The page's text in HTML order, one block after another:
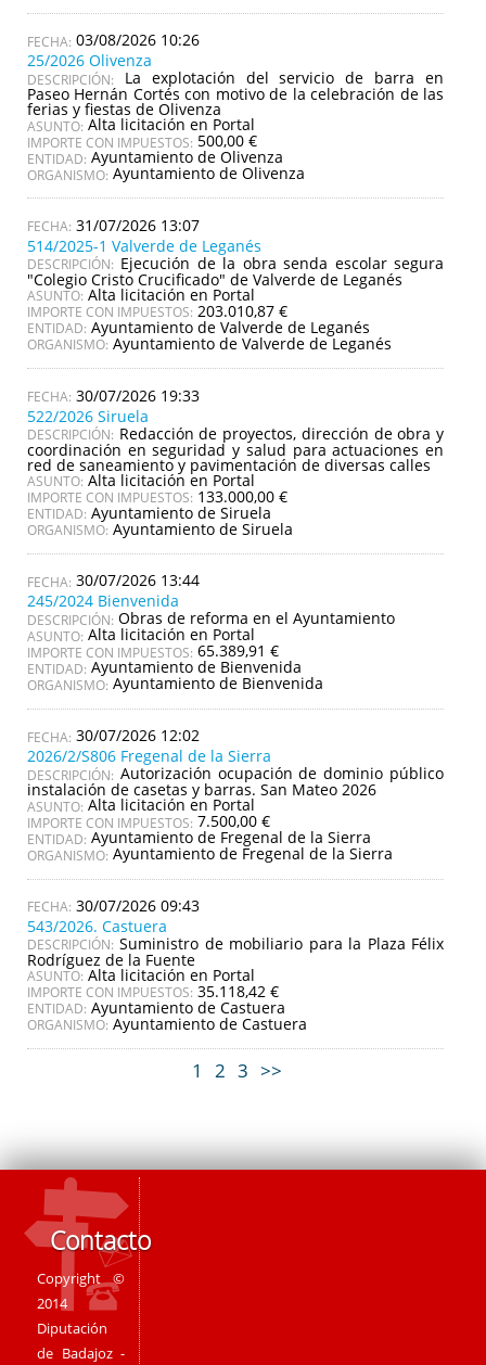
03/08/2026 10:26
25/2026 Olivenza
DESCRIPCIÓN: La explotación del servicio de barra en
Paseo Hernán Cortés con motivo de la celebración de las
ferias y fiestas de Olivenza
ASUNTO: Alta licitación en Portal
IMPORTE CON IMPUESTOS: 500,00 €
ENTIDAD: Ayuntamiento de Olivenza
ORGANISMO: Ayuntamiento de Olivenza
31/07/2026 13:07
514/2025-1 Valverde de Leganés
DESCRIPCIÓN: Ejecución de la obra senda escolar segura
"Colegio Cristo Crucificado" de Valverde de Leganés
ASUNTO: Alta licitación en Portal
IMPORTE CON IMPUESTOS: 203.010,87 €
ENTIDAD: Ayuntamiento de Valverde de Leganés
ORGANISMO: Ayuntamiento de Valverde de Leganés
30/07/2026 19:33
522/2026 Siruela
DESCRIPCIÓN: Redacción de proyectos, dirección de obra y
coordinación en seguridad y salud para actuaciones en
red de saneamiento y pavimentación de diversas calles
ASUNTO: Alta licitación en Portal
IMPORTE CON IMPUESTOS: 133.000,00 €
ENTIDAD: Ayuntamiento de Siruela
ORGANISMO: Ayuntamiento de Siruela
30/07/2026 13:44
245/2024 Bienvenida
DESCRIPCIÓN: Obras de reforma en el Ayuntamiento
ASUNTO: Alta licitación en Portal
IMPORTE CON IMPUESTOS: 65.389,91 €
ENTIDAD: Ayuntamiento de Bienvenida
ORGANISMO: Ayuntamiento de Bienvenida
30/07/2026 12:02
2026/2/S806 Fregenal de la Sierra
DESCRIPCIÓN: Autorización ocupación de dominio público
instalación de casetas y barras. San Mateo 2026
ASUNTO: Alta licitación en Portal
IMPORTE CON IMPUESTOS: 7.500,00 €
ENTIDAD: Ayuntamiento de Fregenal de la Sierra
ORGANISMO: Ayuntamiento de Fregenal de la Sierra
30/07/2026 09:43
543/2026. Castuera
DESCRIPCIÓN: Suministro de mobiliario para la Plaza Félix
Rodríguez de la Fuente
ASUNTO: Alta licitación en Portal
IMPORTE CON IMPUESTOS: 35.118,42 €
ENTIDAD: Ayuntamiento de Castuera
ORGANISMO: Ayuntamiento de Castuera
1 2 3 >>
Contacto
Copyright ©
2014
Diputación
de Badajoz -